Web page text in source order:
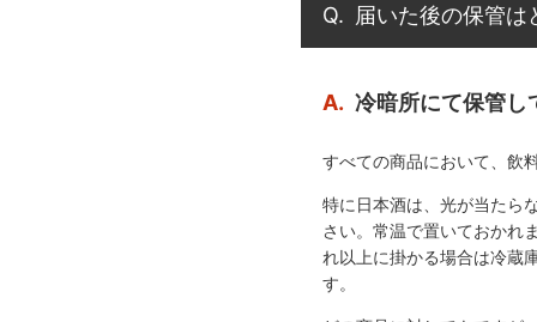
Q. 届いた後の保管は
A. 冷暗所にて保管し
すべての商品において、飲
特に日本酒は、光が当たら
さい。常温で置いておかれ
れ以上に掛かる場合は冷蔵
す。